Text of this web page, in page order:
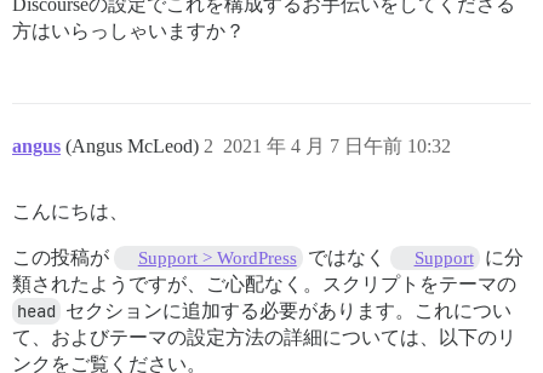
Discourseの設定でこれを構成するお手伝いをしてくださる
方はいらっしゃいますか？
angus (Angus McLeod) 2021 年 4 月 7 日午前 10:32
2
こんにちは、
この投稿が Support > WordPress ではなく Support
に分
類されたようですが、ご心配なく。スクリプトをテーマの
head セクションに追加する必要があります。これについ
て、およびテーマの設定方法の詳細については、以下のリ
ンクをご覧ください。